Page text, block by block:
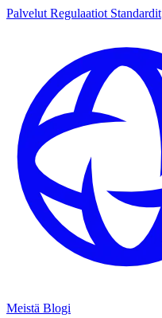
Palvelut Regulaatiot Standardit
Meistä Blogi